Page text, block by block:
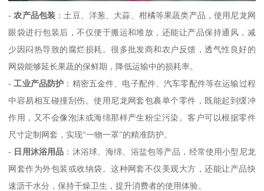
-农产品包装 ：土豆、洋葱、大蒜、柑橘等果蔬类产品，使用尼龙网
眼袋进行包装后，不仅便于搬运和堆放，还能让产品保持通风，减
少因闷热导致的腐烂损耗。很多批发商和农户反馈，透气性良好的
网袋能够延长果蔬的保鲜期，降低运输中的损耗率。
-工业产品防护 ：精密五金件、电子配件、汽车零配件等在运输过程
中容易相互碰撞刮伤。使用尼龙网套包裹单个零件，既能起到缓冲
作用，又不会像泡沫或海绵那样产生粉尘污染。客户可以根据零件
尺寸定制网套，实现“一物一罩”的精准防护。
- 日用沐浴用品 ：沐浴球、海绵、浴盐包等产品，经常使用小型尼龙
网套作为外包装或收纳袋。这种网套不仅美观大方，还能让产品快
速沥干水分，保持干燥卫生，提升消费者的使用体验。